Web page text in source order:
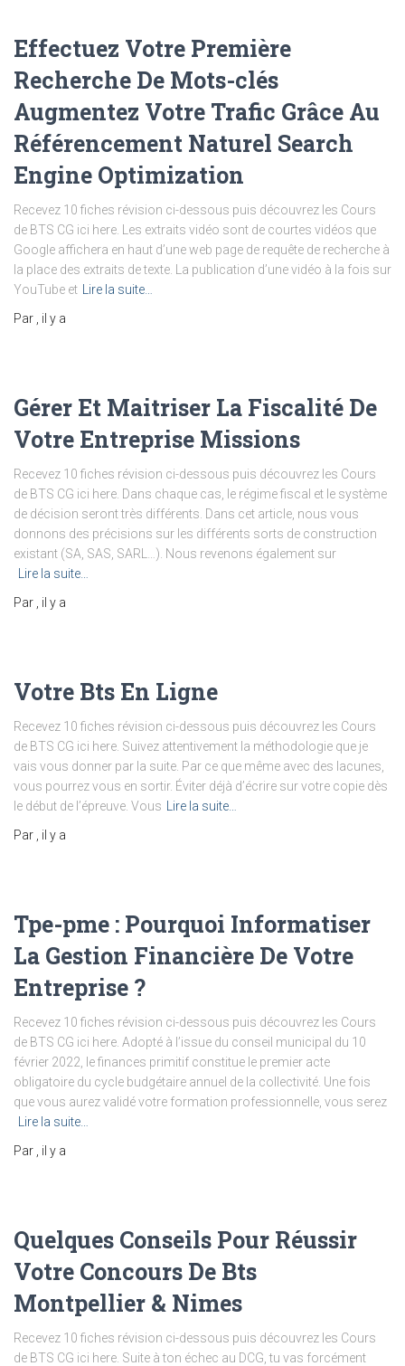
Effectuez Votre Première
Recherche De Mots-clés
Augmentez Votre Trafic Grâce Au
Référencement Naturel Search
Engine Optimization
Recevez 10 fiches révision ci-dessous puis découvrez les Cours
de BTS CG ici here. Les extraits vidéo sont de courtes vidéos que
Google affichera en haut d’une web page de requête de recherche à
la place des extraits de texte. La publication d’une vidéo à la fois sur
YouTube et
Lire la suite…
Par
, il y a
Gérer Et Maitriser La Fiscalité De
Votre Entreprise Missions
Recevez 10 fiches révision ci-dessous puis découvrez les Cours
de BTS CG ici here. Dans chaque cas, le régime fiscal et le système
de décision seront très différents. Dans cet article, nous vous
donnons des précisions sur les différents sorts de construction
existant (SA, SAS, SARL…). Nous revenons également sur
Lire la suite…
Par
, il y a
Votre Bts En Ligne
Recevez 10 fiches révision ci-dessous puis découvrez les Cours
de BTS CG ici here. Suivez attentivement la méthodologie que je
vais vous donner par la suite. Par ce que même avec des lacunes,
vous pourrez vous en sortir. Éviter déjà d’écrire sur votre copie dès
le début de l’épreuve. Vous
Lire la suite…
Par
, il y a
Tpe-pme : Pourquoi Informatiser
La Gestion Financière De Votre
Entreprise ?
Recevez 10 fiches révision ci-dessous puis découvrez les Cours
de BTS CG ici here. Adopté à l’issue du conseil municipal du 10
février 2022, le finances primitif constitue le premier acte
obligatoire du cycle budgétaire annuel de la collectivité. Une fois
que vous aurez validé votre formation professionnelle, vous serez
Lire la suite…
Par
, il y a
Quelques Conseils Pour Réussir
Votre Concours De Bts
Montpellier & Nimes
Recevez 10 fiches révision ci-dessous puis découvrez les Cours
de BTS CG ici here. Suite à ton échec au DCG, tu vas forcément